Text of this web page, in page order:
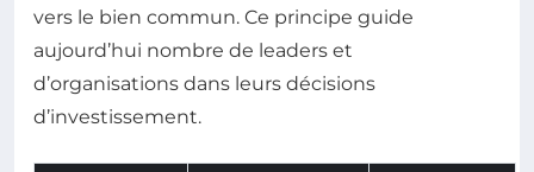
vers le bien commun. Ce principe guide
aujourd’hui nombre de leaders et
d’organisations dans leurs décisions
d’investissement.